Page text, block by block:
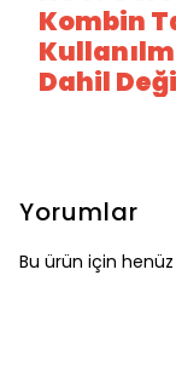
Kombin
Dahil
Yorumlar
Bu ürün için